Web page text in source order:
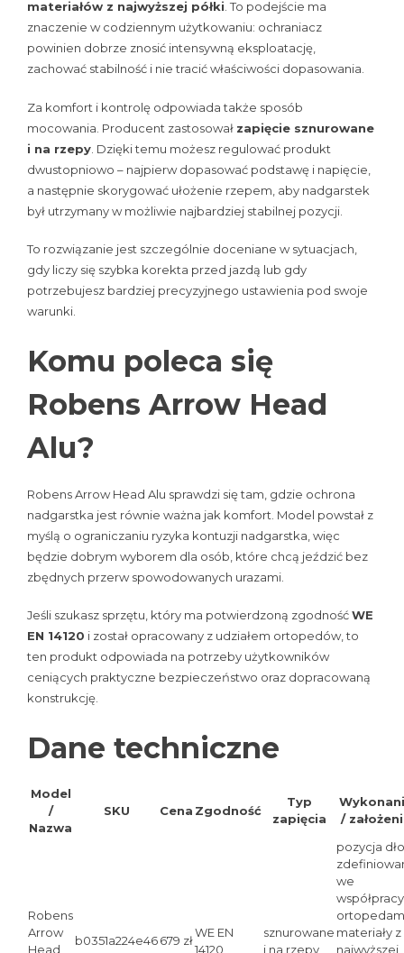
materiałów z najwyższej półki . To podejście ma
znaczenie w codziennym użytkowaniu: ochraniacz
powinien dobrze znosić intensywną eksploatację,
zachować stabilność i nie tracić właściwości dopasowania.
Za komfort i kontrolę odpowiada także sposób
mocowania. Producent zastosował zapięcie sznurowane
i na rzepy . Dzięki temu możesz regulować produkt
dwustopniowo – najpierw dopasować podstawę i napięcie,
a następnie skorygować ułożenie rzepem, aby nadgarstek
był utrzymany w możliwie najbardziej stabilnej pozycji.
To rozwiązanie jest szczególnie doceniane w sytuacjach,
gdy liczy się szybka korekta przed jazdą lub gdy
potrzebujesz bardziej precyzyjnego ustawienia pod swoje
warunki.
Komu poleca się
Robens Arrow Head
Alu?
Robens Arrow Head Alu sprawdzi się tam, gdzie ochrona
nadgarstka jest równie ważna jak komfort. Model powstał z
myślą o ograniczaniu ryzyka kontuzji nadgarstka, więc
będzie dobrym wyborem dla osób, które chcą jeździć bez
zbędnych przerw spowodowanych urazami.
Jeśli szukasz sprzętu, który ma potwierdzoną zgodnośćWE
EN 14120 i został opracowany z udziałem ortopedów, to
ten produkt odpowiada na potrzeby użytkowników
ceniących praktyczne bezpieczeństwo oraz dopracowaną
konstrukcję.
Dane techniczne
Model
/
Nazwa
SKU Cena Zgodność
Typ
zapięcia
/
Robens
Arrow
Head
b0351a224e46679 zł
WE EN
14120
sznurowane
i na rzepy
pozycja
we
materiały z
najwyższej